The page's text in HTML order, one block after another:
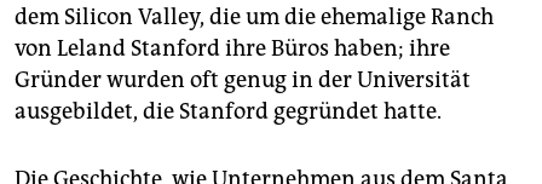
dem Silicon Valley, die um die ehemalige Ranch
von Leland Stanford ihre Büros haben; ihre
Gründer wurden oft genug in der Universität
ausgebildet, die Stanford gegründet hatte.